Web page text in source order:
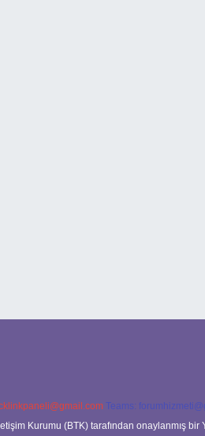
Teams:
Kurumu (BTK) tarafından onaylanmış